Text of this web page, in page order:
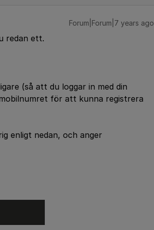
Forum|Forum|7 years ago
redan ett.
(så att du loggar in med din
för att kunna registrera
enligt nedan, och anger